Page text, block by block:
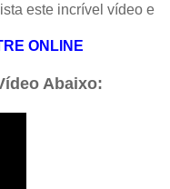
este incrível vídeo e
ONLINE
Abaixo: